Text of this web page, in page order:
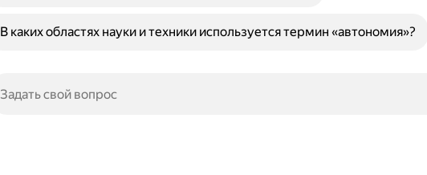
В каких областях науки и техники используется термин «автономия»?